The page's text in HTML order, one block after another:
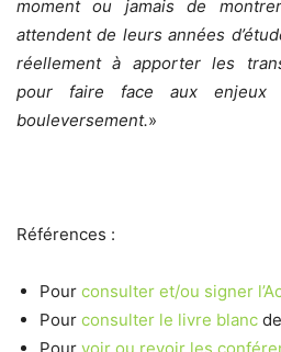
moment ou jamais de
attendent de leurs années
réellement à apporter les
pour faire face aux enjeux
bouleversement.»
Références :
Pour consulter et/ou signer
Pour consulter le livre blanc